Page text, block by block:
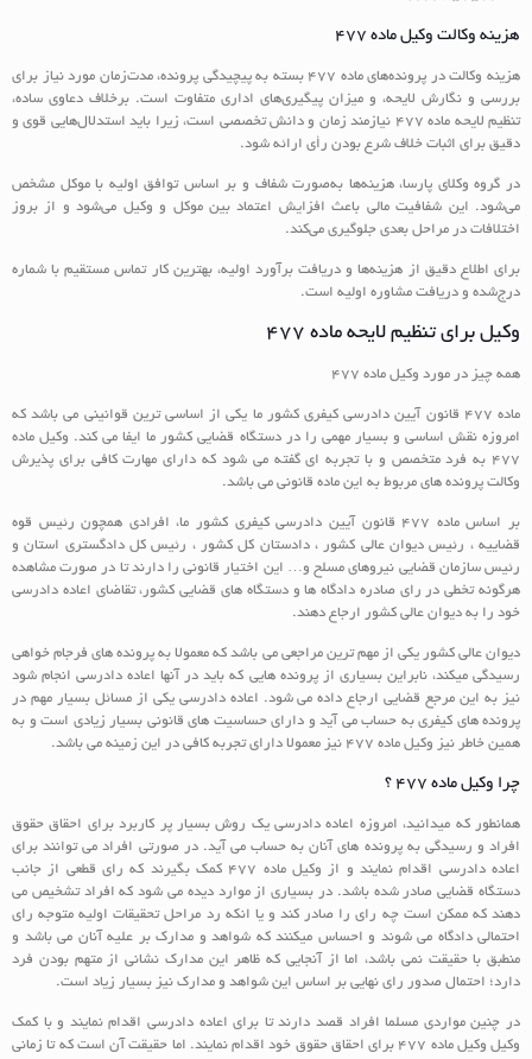
هزینه وکالت وکیل ماده ۴۷۷
هزینه وکالت در پرونده‌های ماده ۴۷۷ بسته به پیچیدگی پرونده، مدت‌زمان مورد نیاز برای
بررسی و نگارش لایحه، و میزان پیگیری‌های اداری متفاوت است. برخلاف دعاوی ساده،
تنظیم لایحه ماده ۴۷۷ نیازمند زمان و دانش تخصصی است، زیرا باید استدلال‌هایی قوی و
دقیق برای اثبات خلاف شرع بودن رأی ارائه شود.
در گروه وکلای پارسا، هزینه‌ها به‌صورت شفاف و بر اساس توافق اولیه با موکل مشخص
می‌شود. این شفافیت مالی باعث افزایش اعتماد بین موکل و وکیل می‌شود و از بروز
اختلافات در مراحل بعدی جلوگیری می‌کند.
برای اطلاع دقیق از هزینه‌ها و دریافت برآورد اولیه، بهترین کار تماس مستقیم با شماره
درج‌شده و دریافت مشاوره اولیه است.
وکیل برای تنظیم لایحه ماده 477
همه چیز در مورد وکیل ماده 477
ماده 477 قانون آیین دادرسی کیفری کشور ما یکی از اساسی ترین قوانینی می باشد که
امروزه نقش اساسی و بسیار مهمی را در دستگاه قضایی کشور ما ایفا می کند. وکیل ماده
477 به فرد متخصص و با تجربه ای گفته می شود که دارای مهارت کافی برای پذیرش
وکالت پرونده های مربوط به این ماده قانونی می باشد.
بر اساس ماده 477 قانون آیین دادرسی کیفری کشور ما، افرادی همچون رئیس قوه
قضاییه ، رئیس دیوان عالی کشور ، دادستان کل کشور ، رئیس کل دادگستری استان و
رئیس سازمان قضایی نیروهای مسلح و… این اختیار قانونی را دارند تا در صورت مشاهده
هرگونه تخطی در رای صادره دادگاه ها و دستگاه های قضایی کشور، تقاضای اعاده دادرسی
خود را به دیوان عالی کشور ارجاع دهند.
دیوان عالی کشور یکی از مهم ترین مراجعی می باشد که معمولا به پرونده های فرجام خواهی
رسیدگی میکند، نابراین بسیاری از پرونده هایی که باید در آنها اعاده دادرسی انجام شود
نیز به این مرجع قضایی ارجاع داده می شود. اعاده دادرسی یکی از مسائل بسیار مهم در
پرونده های کیفری به حساب می آید و دارای حساسیت های قانونی بسیار زیادی است و به
همین خاطر نیز وکیل ماده 477 نیز معمولا دارای تجربه کافی در این زمینه می باشد.
چرا وکیل ماده 477 ؟
همانطور که میدانید، امروزه اعاده دادرسی یک روش بسیار پر کاربرد برای احقاق حقوق
افراد و رسیدگی به پرونده های آنان به حساب می آید. در صورتی افراد می توانند برای
اعاده دادرسی اقدام نمایند و از وکیل ماده 477 کمک بگیرند که رای قطعی از جانب
دستگاه قضایی صادر شده باشد. در بسیاری از موارد دیده می شود که افراد تشخیص می
دهند که ممکن است چه رای را صادر کند و یا انکه رد مراحل تحقیقات اولیه متوجه رای
احتمالی دادگاه می شوند و احساس میکنند که شواهد و مدارک بر علیه آنان می باشد و
منطبق با حقیقت نمی باشد، اما از آنجایی که ظاهر این مدارک نشانی از متهم بودن فرد
دارد؛ احتمال صدور رای نهایی بر اساس این شواهد و مدارک نیز بسیار زیاد است.
در چنین مواردی مسلما افراد قصد دارند تا برای اعاده دادرسی اقدام نمایند و با کمک
وکیل وکیل ماده 477 برای احقاق حقوق خود اقدام نمایند. اما حقیقت آن است که تا زمانی